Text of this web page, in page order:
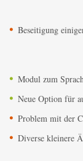
Beseitigung
Modul zum
Neue Option für
Problem mit der
Diverse kleinere